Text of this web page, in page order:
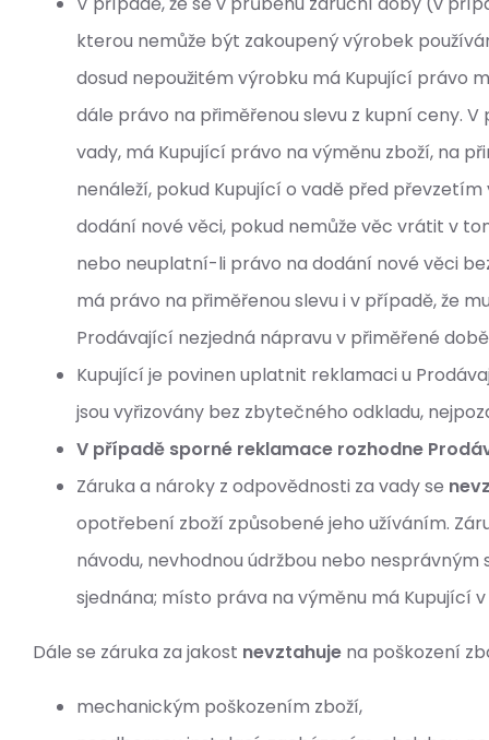
kterou nemůže být zakoupený výrobek
dosud nepoužitém výrobku má Kupující právo
dále právo na přiměřenou slevu z kupní ceny.
vady, má Kupující právo na výměnu zboží, na
nenáleží, pokud Kupující o vadě před
dodání nové věci, pokud nemůže věc vrátit v
nebo neuplatní-li právo na dodání nové věci
má právo na přiměřenou slevu i v případě, že
Prodávající nezjedná nápravu v přiměřené
Kupující je povinen uplatnit reklamaci u
jsou vyřizovány bez zbytečného odkladu,
V případě sporné reklamace rozhodne
Záruka a nároky z odpovědnosti za vady se
opotřebení zboží způsobené jeho užíváním.
návodu, nevhodnou údržbou nebo
sjednána; místo práva na výměnu má
Dále se záruka za jakost nevztahuje na poškození
mechanickým poškozením zboží,